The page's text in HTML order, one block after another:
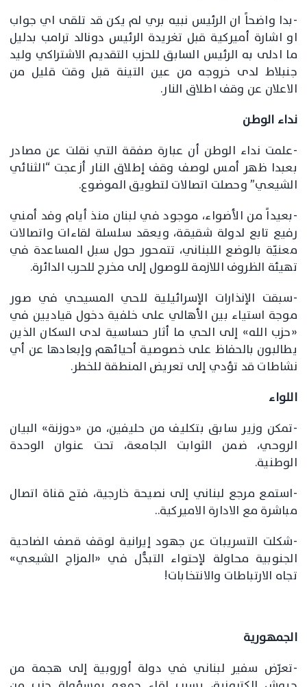
-بدا واضحاً ان الرئيس نبيه بري لم يكن قد تلقى اي جواب
او اشارة أميركية قبل تغريدة الرئيس دونالد ترامب بدليل
ما ادلى به الرئيس السابق للحزب التقديم الاشتراكي وليد
جنبلاط لدى خروجه من عين التينة قبل وقت قليل من
الاعلان عن وقف اطلاق النار.
نداء الوطن
-علمت نداء الوطن أن عبارة صفقة التي نقلت عن مصادر
بعبدا ظهر أمس لوصف وقف إطلاق النار أزعجت “الثنائي
الشيعي” وحصلت اتصالات لتطويق الموضوع.
-بعيداً من الأضواء، موجود في لبنان منذ أيام وفد أمني
رفيع تابع لدولة شقيقة، ويعقد سلسلة لقاءات واتصالات
معنيّة بالوضع اللبناني، تتمحور حول سبل المساعدة في
تهيئة الظروف اللازمة للوصول إلى مخرج للحرب الدائرة.
-سبقت الإنذارات الإسرائيلية للحي المسيحي في صور
موجة استياء بين الأهالي على خلفية دخول قياديين في
«حزب الله» إلى الحي ما أثار حساسية لدى السكان الذين
يطالبون بالحفاظ على خصوصية أحيائهم وإبعادها عن أي
نشاطات قد تؤدي إلى تعريض المنطقة للخطر.
اللواء
-تمكن وزير سابق بتكليف من حليفين، من «دوزنة» البيان
الروحي، ضمن الثوابت الجامعة، تحت عنوان الوحدة
الوطنية.
-استمع مرجع لبناني إلى نصيحة خارجية، فتح قناة اتصال
مباشرة مع الادارة الاميركية..
-شكلت التسريبات عن جهود إيرانية لوقف قصف الضاحية
الجنوبية محاولة لإحتواء التبدُّل في «المزاج الشيعي»
تجاه الارتباطات والانتخابات!
الجمهورية
-تعرّض سفير لبناني في دولة أوروبية إلى هجمة من